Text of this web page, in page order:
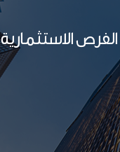
الفرص الاستثمارية